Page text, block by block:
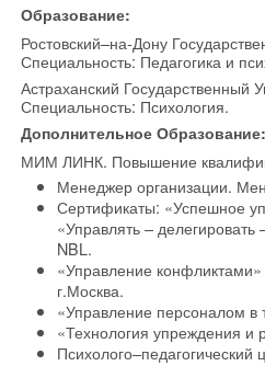
Образование:
Ростовский–на-Дону
Специальность: Педагогика и
Астраханский Государственный
Специальность: Психология.
Дополнительное Образование:
МИМ ЛИНК. Повышение
Менеджер организации.
Сертификаты: «Успешное
«Управлять –
NBL.
«Управление
г.Москва.
«Управление персоналом в
«Технология упреждения и
Психолого–педагогический